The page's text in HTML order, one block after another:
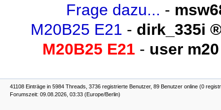
Frage dazu... -
M20B25 E21 - dirk_335i
M20B25 E21 - user m20
41108 Einträge in 5984 Threads, 3736 registrierte Benutzer, 89 Benutzer online (0
Forumszeit: 09.08.2026, 03:33 (Europe/Berlin)